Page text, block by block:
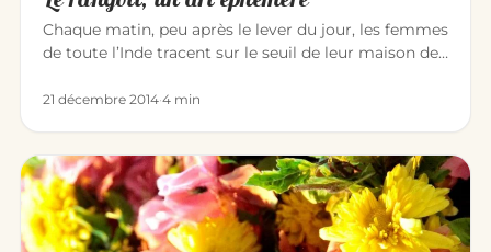
Chaque matin, peu après le lever du jour, les femmes
de toute l’Inde tracent sur le seuil de leur maison des
21 décembre 2014·4 min